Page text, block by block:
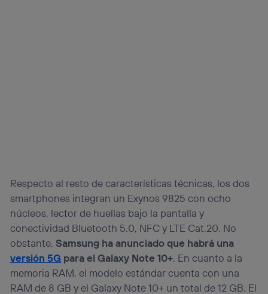
Respecto al resto de características técnicas, los dos
smartphones integran un Exynos 9825 con ocho
núcleos, lector de huellas bajo la pantalla y
conectividad Bluetooth 5.0, NFC y LTE Cat.20. No
obstante,Samsung ha anunciado que habrá una
versión 5G para el Galaxy Note 10+. En cuanto a la
memoria RAM, el modelo estándar cuenta con una
RAM de 8 GB y el Galaxy Note 10+ un total de 12 GB. El